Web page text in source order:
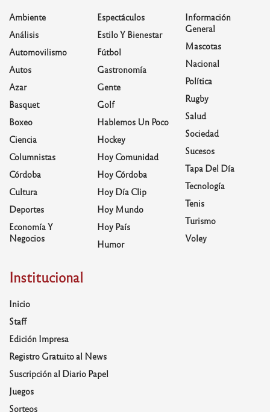
Ambiente
Análisis
Automovilismo
Autos
Azar
Basquet
Boxeo
Ciencia
Columnistas
Córdoba
Cultura
Deportes
Economía Y
Negocios
Espectáculos
Estilo Y Bienestar
Fútbol
Gastronomía
Gente
Golf
Hablemos Un Poco
Hockey
Hoy Comunidad
Hoy Córdoba
Hoy Día Clip
Hoy Mundo
Hoy País
Humor
Información
General
Mascotas
Nacional
Política
Rugby
Salud
Sociedad
Sucesos
Tapa Del Día
Tecnología
Tenis
Turismo
Voley
Institucional
Inicio
Staff
Edición Impresa
Registro Gratuito al News
Suscripción al Diario Papel
Juegos
Sorteos